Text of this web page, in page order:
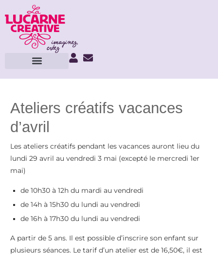
Ateliers créatifs vacances
d’avril
Les ateliers créatifs pendant les vacances auront lieu du
lundi 29 avril au vendredi 3 mai (excepté le mercredi 1er
mai)
de 10h30 à 12h du mardi au vendredi
de 14h à 15h30 du lundi au vendredi
de 16h à 17h30 du lundi au vendredi
A partir de 5 ans. Il est possible d’inscrire son enfant sur
plusieurs séances. Le tarif d’un atelier est de 16,50€, il est